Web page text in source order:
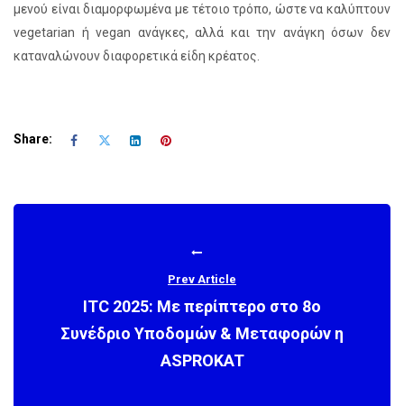
μενού είναι διαμορφωμένα με τέτοιο τρόπο, ώστε να καλύπτουν
vegetarian ή vegan ανάγκες, αλλά και την ανάγκη όσων δεν
καταναλώνουν διαφορετικά είδη κρέατος.
Share:
Prev Article
ITC 2025: Με περίπτερο στο 8ο
Συνέδριο Υποδομών & Μεταφορών η
ASPROKAT